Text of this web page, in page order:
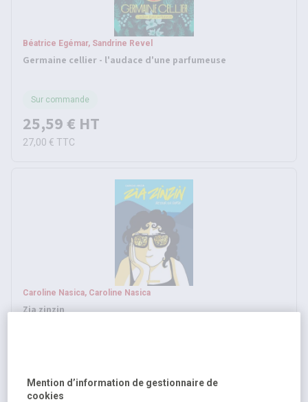
Béatrice Egémar, Sandrine Revel
Germaine cellier - l'audace d'une parfumeuse
Sur commande
25,59 € HT
27,00 € TTC
Caroline Nasica, Caroline Nasica
Zia zinzin
23,50 € TTC
Mention d’information de gestionnaire de
cookies